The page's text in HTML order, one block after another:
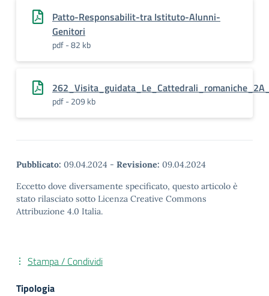
Patto-Responsabilit-tra Istituto-Alunni-
Genitori
pdf - 82 kb
pdf - 209 kb
Pubblicato: 09.04.2024 - Revisione: 09.04.2024
Eccetto dove diversamente specificato, questo articolo è
stato rilasciato sotto Licenza Creative Commons
Attribuzione 4.0 Italia.
Stampa / Condividi
Tipologia